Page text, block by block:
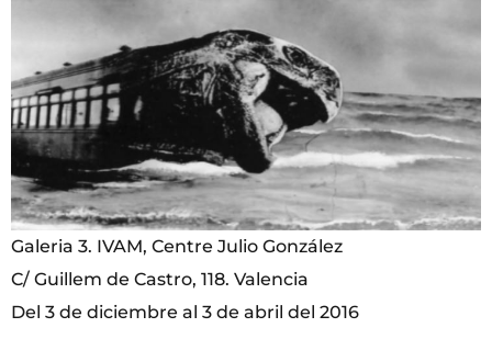
Galeria 3. IVAM, Centre Julio González
C/ Guillem de Castro, 118. Valencia
Del 3 de diciembre al 3 de abril del 2016